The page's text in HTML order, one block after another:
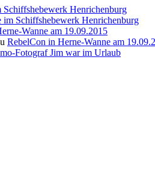
Schiffshebewerk Henrichenburg
im Schiffshebewerk Henrichenburg
Wanne am 19.09.2015
RebelCon in Herne-Wanne am
Fotograf Jim war im Urlaub